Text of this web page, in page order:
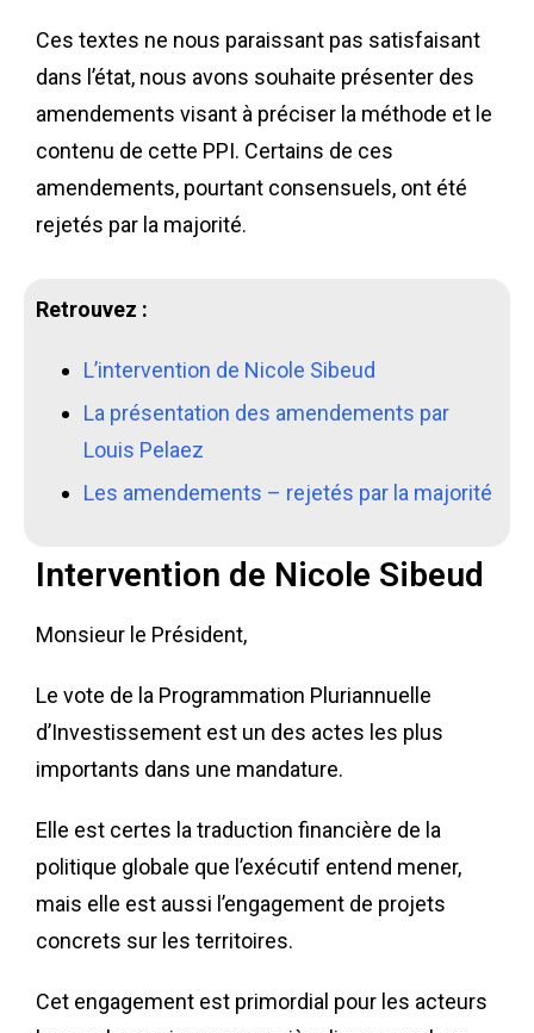
Ces textes ne nous paraissant pas satisfaisant
dans l’état, nous avons souhaite présenter des
amendements visant à préciser la méthode et le
contenu de cette PPI. Certains de ces
amendements, pourtant consensuels, ont été
rejetés par la majorité.
Retrouvez :
L’intervention de Nicole Sibeud
La présentation des amendements par
Louis Pelaez
Les amendements – rejetés par la majorité
Intervention de Nicole Sibeud
Monsieur le Président,
Le vote de la Programmation Pluriannuelle
d’Investissement est un des actes les plus
importants dans une mandature.
Elle est certes la traduction financière de la
politique globale que l’exécutif entend mener,
mais elle est aussi l’engagement de projets
concrets sur les territoires.
Cet engagement est primordial pour les acteurs